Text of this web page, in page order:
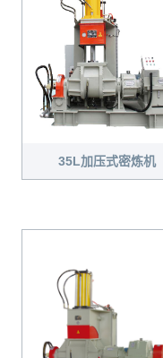
35L加压式密炼机